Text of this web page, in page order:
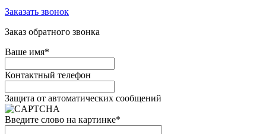
Заказать звонок
Заказ обратного звонка
Ваше имя*
Контактный телефон
Защита от автоматических сообщений
Введите слово на картинке*